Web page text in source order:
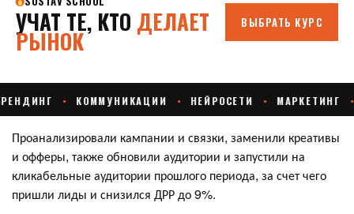
Проанализировали кампании и связки, заменили креативы
и офферы, также обновили аудитории и запустили на
кликабельные аудитории прошлого периода, за счет чего
пришли лиды и снизился ДРР до 9%.